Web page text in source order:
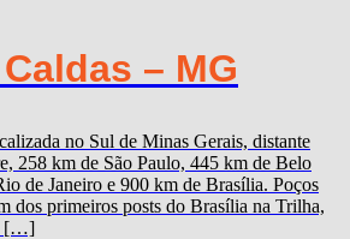
– MG
no Sul de Minas Gerais, distante
258 km de São Paulo, 445 km de Belo
de Janeiro e 900 km de Brasília. Poços
dos primeiros posts do Brasília na Trilha,
[…]